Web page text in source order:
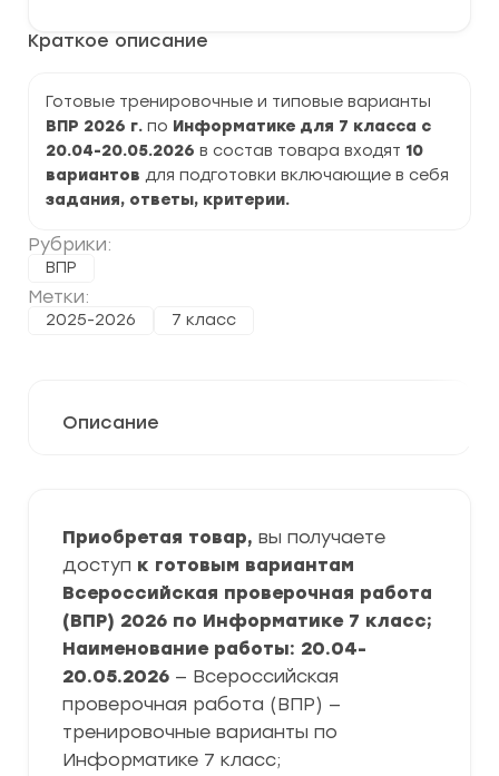
Краткое описание
Готовые тренировочные и типовые варианты
ВПР 2026 г. по Информатике для 7 класса с
20.04-20.05.2026 в состав товара входят 10
вариантов для подготовки включающие в себя
задания, ответы, критерии.
Рубрики:
ВПР
Метки:
2025-2026 7 класс
Информатике
задания
и
ответы
Описание
Приобретая товар, вы получаете
доступ к готовым вариантам
Всероссийская проверочная работа
(ВПР) 2026 по Информатике 7 класс;
Наименование работы: 20.04-
20.05.2026 — Всероссийская
проверочная работа (ВПР) —
тренировочные варианты по
Информатике 7 класс;